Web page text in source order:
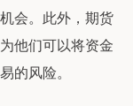
会。此外，期货
他们可以将资金
的风险。